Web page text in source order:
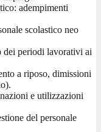
adempimenti
scolastico neo
dei periodi lavorativi ai
a riposo, dimissioni
e utilizzazioni
del personale